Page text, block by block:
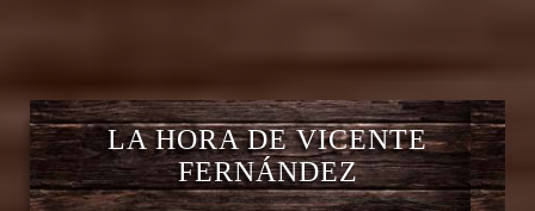
LA HORA DE VICENTE
FERNÁNDEZ